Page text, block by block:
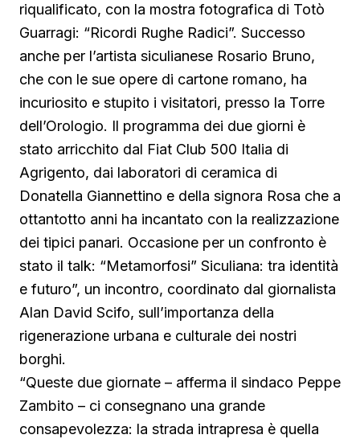
riqualificato, con la mostra fotografica di Totò
Guarragi: “Ricordi Rughe Radici”. Successo
anche per l’artista siculianese Rosario Bruno,
che con le sue opere di cartone romano, ha
incuriosito e stupito i visitatori, presso la Torre
dell’Orologio. Il programma dei due giorni è
stato arricchito dal Fiat Club 500 Italia di
Agrigento, dai laboratori di ceramica di
Donatella Giannettino e della signora Rosa che a
ottantotto anni ha incantato con la realizzazione
dei tipici panari. Occasione per un confronto è
stato il talk: “Metamorfosi” Siculiana: tra identità
e futuro”, un incontro, coordinato dal giornalista
Alan David Scifo, sull’importanza della
rigenerazione urbana e culturale dei nostri
borghi.
“Queste due giornate – afferma il sindaco Peppe
Zambito – ci consegnano una grande
consapevolezza: la strada intrapresa è quella